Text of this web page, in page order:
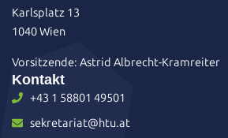
Karlsplatz 13
1040 Wien
Vorsitzende: Astrid Albrecht-Kramreiter
Kontakt
+43 1 58801 49501
sekretariat@htu.at